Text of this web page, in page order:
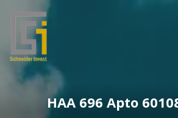
HAA 696 Apto